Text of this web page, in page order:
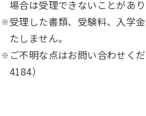
場合は受理できないことがあり
受理した書類、受験料、入学
たしません。
ご不明な点はお問い合わせく
4184）